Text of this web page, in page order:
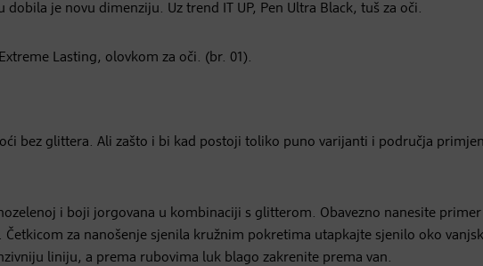
dobila je novu dimenziju. Uz trend IT UP, Pen Ultra Black, tuš za oči.
Lasting, olovkom za oči. (br. 01).
bez glittera. Ali zašto i bi kad postoji toliko puno varijanti i područja
i boji jorgovana u kombinaciji s glitterom. Obavezno nanesite
za nanošenje sjenila kružnim pokretima utapkajte sjenilo oko
liniju, a prema rubovima luk blago zakrenite prema van.